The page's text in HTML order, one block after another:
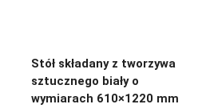
Stół składany z tworzywa
sztucznego biały o
wymiarach 610×1220 mm